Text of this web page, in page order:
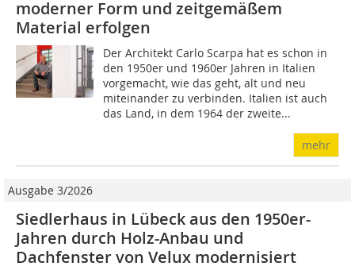
moderner Form und zeitgemäßem
Material erfolgen
Der Architekt Carlo Scarpa hat es schon in
den 1950er und 1960er Jahren in Italien
vorgemacht, wie das geht, alt und neu
miteinander zu verbinden. Italien ist auch
das Land, in dem 1964 der zweite...
mehr
Ausgabe 3/2026
Siedlerhaus in Lübeck aus den 1950er-
Jahren durch Holz-Anbau und
Dachfenster von Velux modernisiert